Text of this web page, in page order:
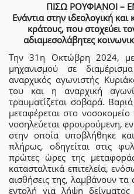
ΠΙΣΩ ΡΟΥΦΙΑΝΟΙ –
Ενάντια στην ιδεολογική και
κράτους, που στοχεύει
αδιαμεσολάβητες
Την 31η Οκτώβρη 2024,
μηχανισμού σε
αναρχικός αγωνιστής
του και η αναρχική
τραυματίζεται σοβαρά.
μεταφέρεται στο
νοσηλεύεται φρουρούμενη,
στην οποία υποβλήθηκε
πλήρως, οδηγείται στις
πρώτες ώρες της
κατασταλτικά επιτελεία,
αισθήσεις της, λαμβάνουν
εντολή για λήψη